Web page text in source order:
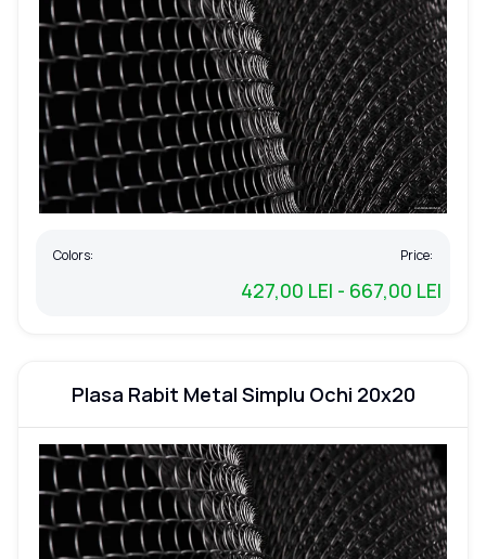
Colors: Price:
427,00 LEI - 667,00 LEI
Plasa Rabit Metal Simplu Ochi 20x20